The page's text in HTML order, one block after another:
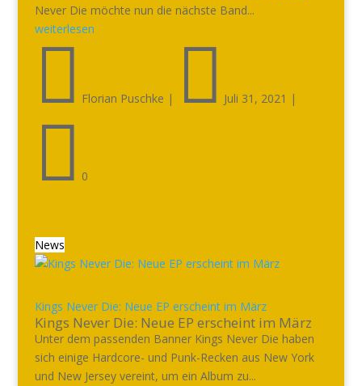
Never Die möchte nun die nächste Band...
weiterlesen
 Florian Puschke |  Juli 31, 2021 |
 0
News
Kings Never Die: Neue EP erscheint im März
Kings Never Die: Neue EP erscheint im März
Unter dem passenden Banner Kings Never Die haben
sich einige Hardcore- und Punk-Recken aus New York
und New Jersey vereint, um ein Album zu...